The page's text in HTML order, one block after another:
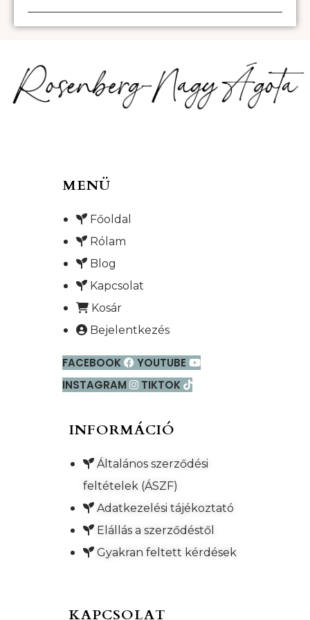
MENÜ
Főoldal
Rólam
Blog
Kapcsolat
Kosár
Bejelentkezés
FACEBOOK
YOUTUBE
INSTAGRAM
TIKTOK
INFORMÁCIÓ
Általános szerződési
feltételek (ÁSZF)
Adatkezelési tájékoztató
Elállás a szerződéstől
Gyakran feltett kérdések
KAPCSOLAT